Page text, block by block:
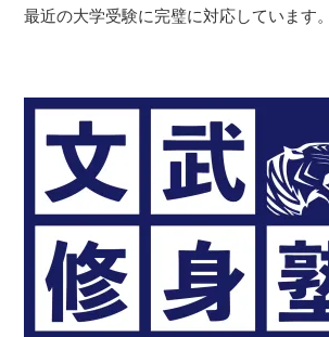
最近の大学受験に完璧に対応しています